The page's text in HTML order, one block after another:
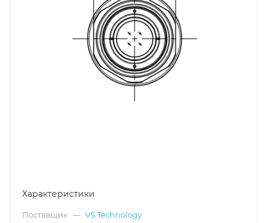
Характеристики
Поставщик — VS Technology